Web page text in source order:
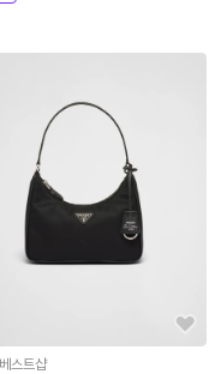
스트샵